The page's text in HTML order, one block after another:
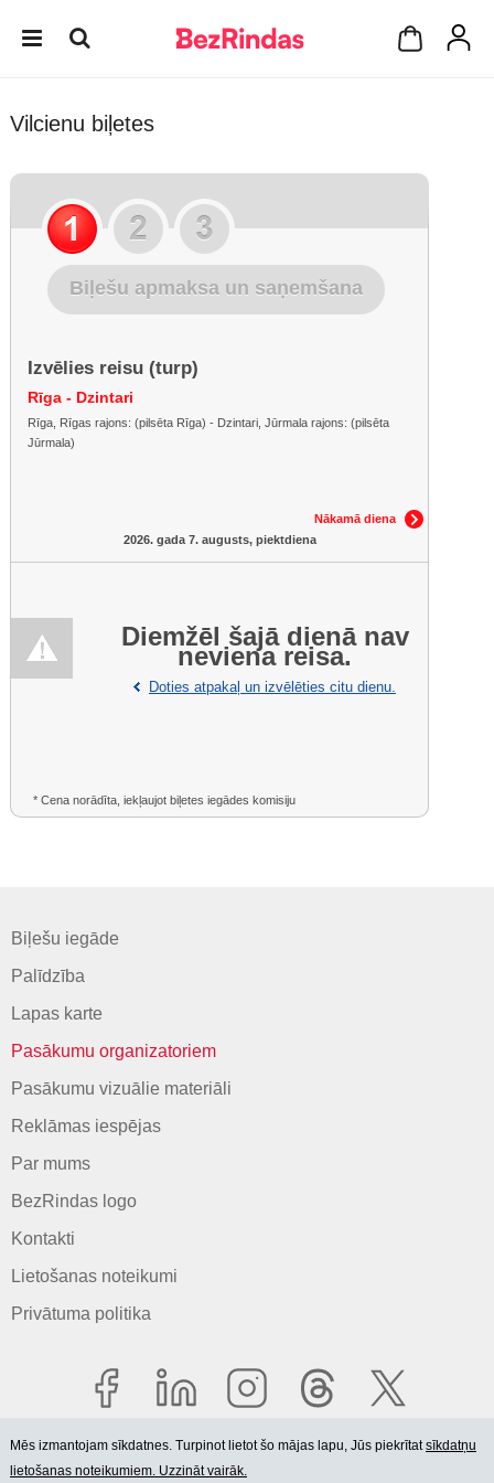
Vilcienu biļetes
Biļešu apmaksa un saņemšana
Izvēlies reisu (turp)
Rīga - Dzintari
Rīga, Rīgas rajons: (pilsēta Rīga) - Dzintari, Jūrmala rajons: (pilsēta
Jūrmala)
Nākamā diena
2026. gada 7. augusts, piektdiena
Diemžēl šajā dienā nav
neviena reisa.
Doties atpakaļ un izvēlēties citu dienu.
* Cena norādīta, iekļaujot biļetes iegādes komisiju
Biļešu iegāde
Palīdzība
Lapas karte
Pasākumu organizatoriem
Pasākumu vizuālie materiāli
Reklāmas iespējas
Par mums
BezRindas logo
Kontakti
Lietošanas noteikumi
Privātuma politika
Mēs izmantojam sīkdatnes. Turpinot lietot šo mājas lapu, Jūs piekrītatsīkdatņu
lietošanas noteikumiem. Uzzināt vairāk.